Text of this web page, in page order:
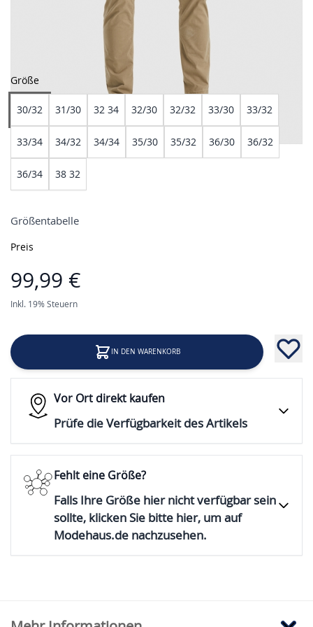
Größe
30/32 31/30 32 34 32/30 32/32 33/30 33/32
33/34 34/32 34/34 35/30 35/32 36/30 36/32
36/34 38 32
Größentabelle
Preis
99,99 €
Inkl. 19% Steuern
IN DEN WARENKORB
Vor Ort direkt kaufen
Prüfe die Verfügbarkeit des Artikels
Fehlt eine Größe?
Falls Ihre Größe hier nicht verfügbar sein
sollte, klicken Sie bitte hier, um auf
Modehaus.de nachzusehen.